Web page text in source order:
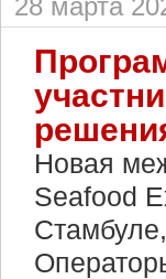
28 марта
Новая
Seafood